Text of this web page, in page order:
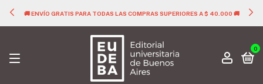
🚚 ENVÍO GRATIS PARA TODAS LAS COMPRAS SUPERIORES A $ 40.000 🚚
0